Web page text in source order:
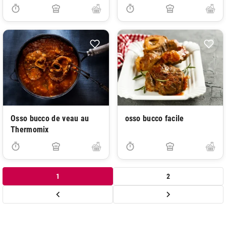
Osso bucco de veau au
Thermomix
osso bucco facile
1 2